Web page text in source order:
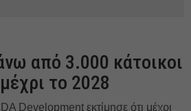
από 3.000 κάτοικοι
το 2028
Development εκτίμησε ότι μέχρι